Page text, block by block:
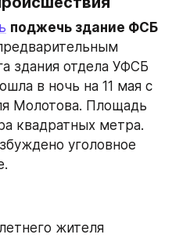
поджечь здание ФСБ
здания отдела УФСБ
в ночь на 11 мая с
Молотова. Площадь
квадратных метра.
уголовное
жителя